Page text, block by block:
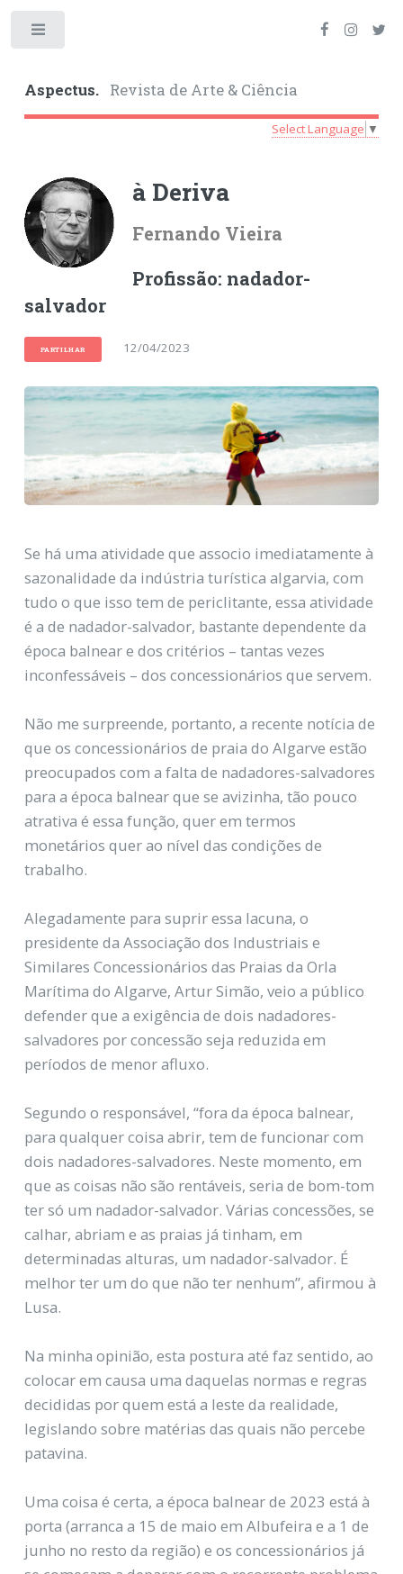
Aspectus.Revista de Arte & Ciência
Select Language ▼
à Deriva
Fernando Vieira
Profissão: nadador-
salvador
PARTILHAR 12/04/2023
Se há uma atividade que associo imediatamente à
sazonalidade da indústria turística algarvia, com
tudo o que isso tem de periclitante, essa atividade
é a de nadador-salvador, bastante dependente da
época balnear e dos critérios – tantas vezes
inconfessáveis – dos concessionários que servem.
Não me surpreende, portanto, a recente notícia de
que os concessionários de praia do Algarve estão
preocupados com a falta de nadadores-salvadores
para a época balnear que se avizinha, tão pouco
atrativa é essa função, quer em termos
monetários quer ao nível das condições de
trabalho.
Alegadamente para suprir essa lacuna, o
presidente da Associação dos Industriais e
Similares Concessionários das Praias da Orla
Marítima do Algarve, Artur Simão, veio a público
defender que a exigência de dois nadadores-
salvadores por concessão seja reduzida em
períodos de menor afluxo.
Segundo o responsável, “fora da época balnear,
para qualquer coisa abrir, tem de funcionar com
dois nadadores-salvadores. Neste momento, em
que as coisas não são rentáveis, seria de bom-tom
ter só um nadador-salvador. Várias concessões, se
calhar, abriam e as praias já tinham, em
determinadas alturas, um nadador-salvador. É
melhor ter um do que não ter nenhum”, afirmou à
Lusa.
Na minha opinião, esta postura até faz sentido, ao
colocar em causa uma daquelas normas e regras
decididas por quem está a leste da realidade,
legislando sobre matérias das quais não percebe
patavina.
Uma coisa é certa, a época balnear de 2023 está à
porta (arranca a 15 de maio em Albufeira e a 1 de
junho no resto da região) e os concessionários já